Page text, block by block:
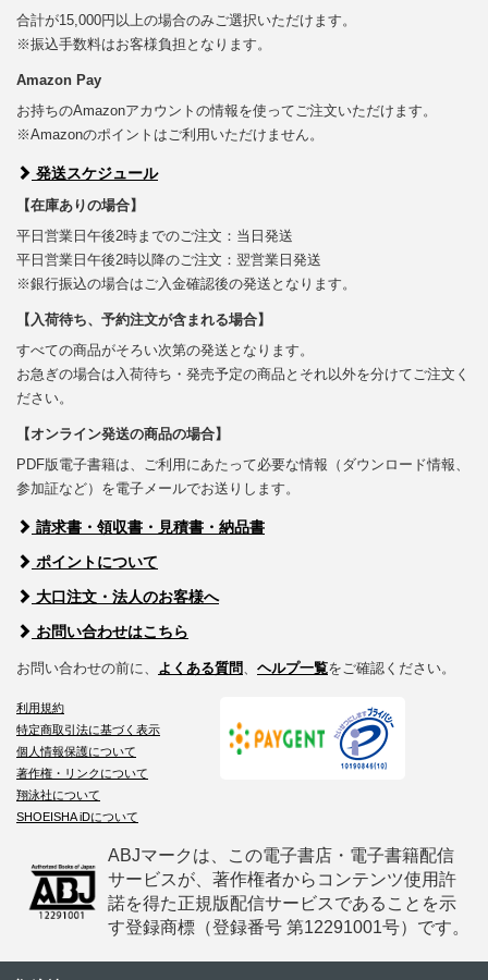
合計が15,000円以上の場合のみご選択いただけます。
※振込手数料はお客様負担となります。
Amazon Pay
お持ちのAmazonアカウントの情報を使ってご注文いただけます。
※Amazonのポイントはご利用いただけません。
発送スケジュール
【在庫ありの場合】
平日営業日午後2時までのご注文：当日発送
平日営業日午後2時以降のご注文：翌営業日発送
※銀行振込の場合はご入金確認後の発送となります。
【入荷待ち、予約注文が含まれる場合】
すべての商品がそろい次第の発送となります。
お急ぎの場合は入荷待ち・発売予定の商品とそれ以外を分けてご注文く
ださい。
【オンライン発送の商品の場合】
PDF版電子書籍は、ご利用にあたって必要な情報（ダウンロード情報、
参加証など）を電子メールでお送りします。
請求書・領収書・見積書・納品書
ポイントについて
大口注文・法人のお客様へ
お問い合わせはこちら
お問い合わせの前に、 よくある質問、 ヘルプ一覧をご確認ください。
利用規約
特定商取引法に基づく表示
個人情報保護について
著作権・リンクについて
翔泳社について
SHOEISHA iDについて
ABJマークは、この電子書店・電子書籍配信
サービスが、著作権者からコンテンツ使用許
諾を得た正規版配信サービスであることを示
す登録商標（登録番号 第12291001号）です。